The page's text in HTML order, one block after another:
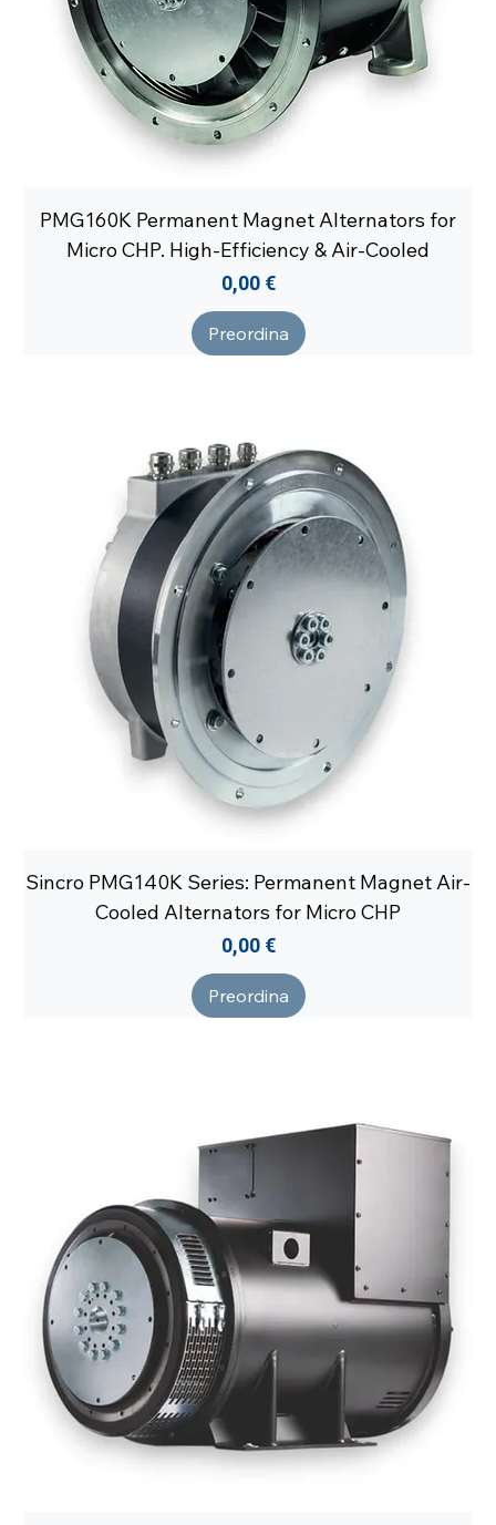
PMG160K Permanent Magnet Alternators for
Micro CHP. High-Efficiency & Air-Cooled
Prezzo
0,00 €
Preordina
Sincro PMG140K Series: Permanent Magnet Air-
Cooled Alternators for Micro CHP
Prezzo
0,00 €
Preordina